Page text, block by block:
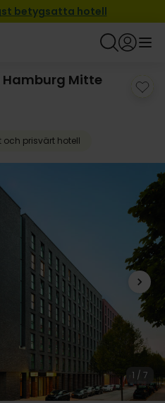
betygsatta hotell
Hamburg Mitte
och prisvärt hotell
1 / 7